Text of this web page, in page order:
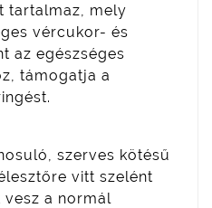
tartalmaz, mely
vércukor- és
az egészséges
támogatja a
szerves kötésű
vitt szelént
a normál